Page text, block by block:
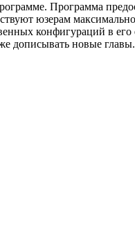
Программа
юзерам
конфигураций в
дописывать новые